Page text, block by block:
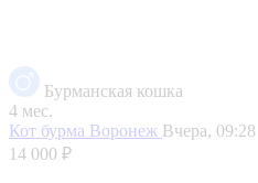
Бурманская кошка
4 мес.
Кот бурма Воронеж Вчера, 09:28
14 000 ₽